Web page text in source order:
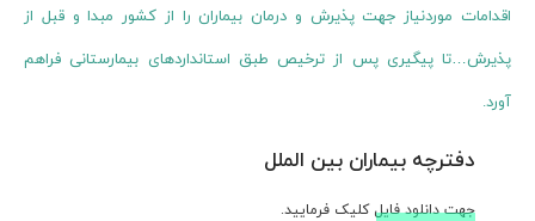
اقدامات موردنیاز جهت پذیرش و درمان بیماران را از کشور مبدا و قبل از
پذیرش…تا پیگیری پس از ترخیص طبق استانداردهای بیمارستانی فراهم
آورد.
دفترچه بیماران بین الملل
جهت دانلود فایل کلیک فرمایید.